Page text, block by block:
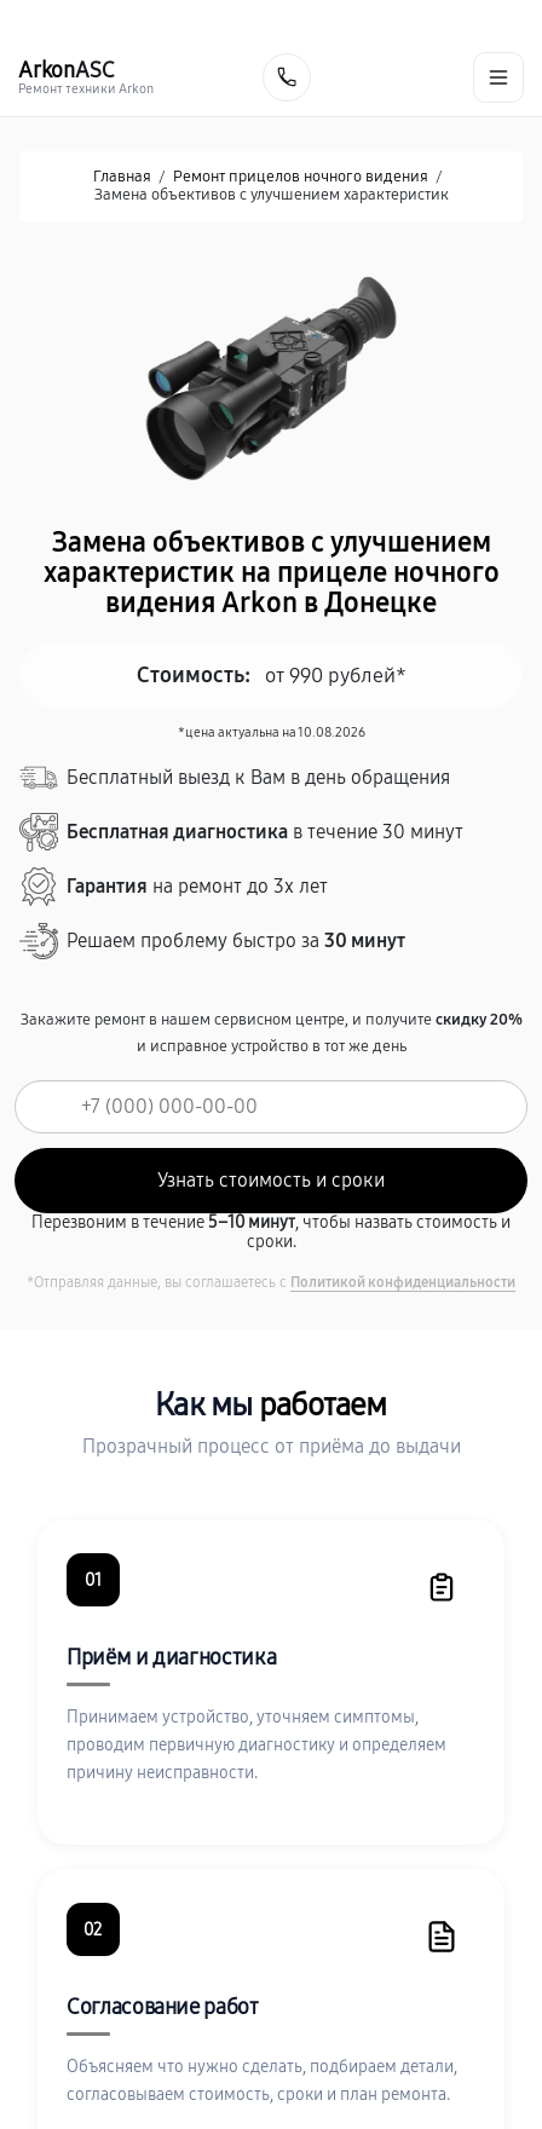
ArkonASC
Ремонт техники Arkon
Главная / Ремонт прицелов ночного видения /
Замена объективов с улучшением характеристик
Замена объективов с улучшением
характеристик на прицеле ночного
видения Arkon в Донецке
Стоимость: от 990 рублей*
*цена актуальна на 10.08.2026
Бесплатный выезд к Вам в день обращения
Бесплатная диагностика в течение 30 минут
Гарантия на ремонт до 3х лет
Решаем проблему быстро за 30 минут
Закажите ремонт в нашем сервисном центре, и получитескидку 20%
и исправное устройство в тот же день
Перезвоним в течение5–10 минут, чтобы назвать стоимость и
сроки.
*Отправляя данные, вы соглашаетесь с Политикой конфиденциальности
Как мы работаем
Прозрачный процесс от приёма до выдачи
01
Приём и диагностика
Принимаем устройство, уточняем симптомы,
проводим первичную диагностику и определяем
причину неисправности.
02
Согласование работ
Объясняем что нужно сделать, подбираем детали,
согласовываем стоимость, сроки и план ремонта.